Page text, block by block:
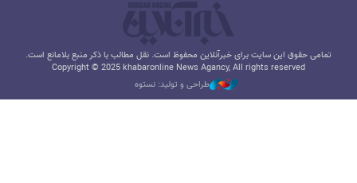
تمامی حقوق این سایت برای خبرآنلاین محفوظ است. نقل مطالب با ذکر منبع بلامانع است.
Copyright © 2025 khabaronline News Agancy, All rights reserved
طراحی و تولید: نستوه